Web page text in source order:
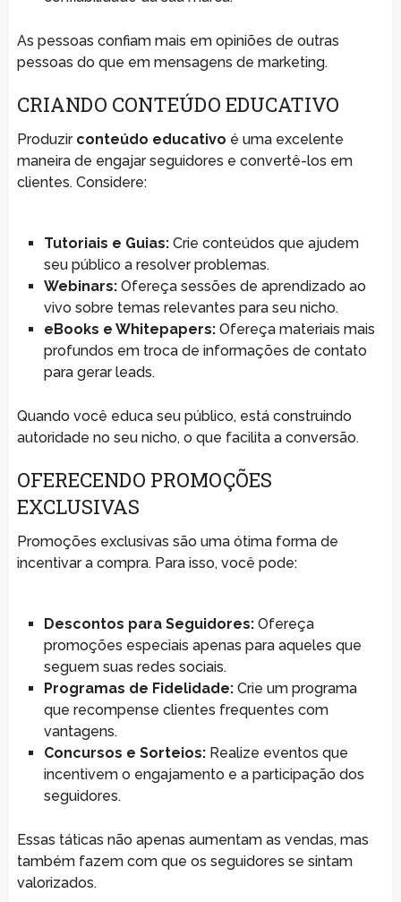
As pessoas confiam mais em opiniões de outras
pessoas do que em mensagens de marketing.
CRIANDO CONTEÚDO EDUCATIVO
Produzir conteúdo educativo é uma excelente
maneira de engajar seguidores e convertê-los em
clientes. Considere:
Tutoriais e Guias:Crie conteúdos que ajudem
seu público a resolver problemas.
Webinars:Ofereça sessões de aprendizado ao
vivo sobre temas relevantes para seu nicho.
eBooks e Whitepapers:Ofereça materiais mais
profundos em troca de informações de contato
para gerar leads.
Quando você educa seu público, está construindo
autoridade no seu nicho, o que facilita a conversão.
OFERECENDO PROMOÇÕES
EXCLUSIVAS
Promoções exclusivas são uma ótima forma de
incentivar a compra. Para isso, você pode:
Descontos para Seguidores:Ofereça
promoções especiais apenas para aqueles que
seguem suas redes sociais.
Programas de Fidelidade:Crie um programa
que recompense clientes frequentes com
vantagens.
Concursos e Sorteios:Realize eventos que
incentivem o engajamento e a participação dos
seguidores.
Essas táticas não apenas aumentam as vendas, mas
também fazem com que os seguidores se sintam
valorizados.